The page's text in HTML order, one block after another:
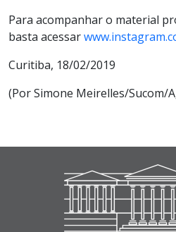
Para acompanhar o material
basta acessar
Curitiba, 18/02/2019
(Por Simone Meirelles/Sucom/